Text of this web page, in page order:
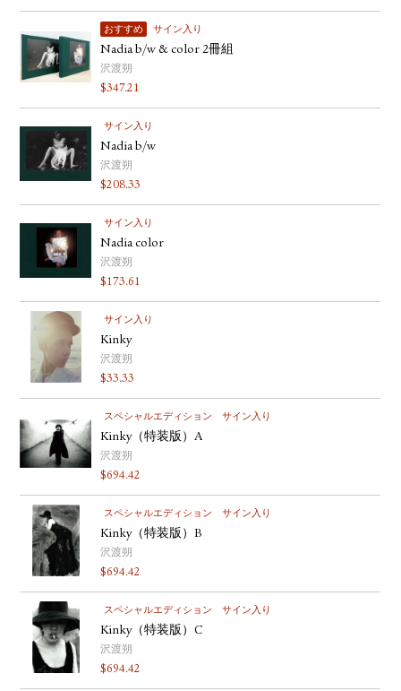
おすすめ サイン入り
Nadia b/w & color 2冊組
沢渡朔
$347.21
サイン入り
Nadia b/w
沢渡朔
$208.33
サイン入り
Nadia color
沢渡朔
$173.61
サイン入り
Kinky
沢渡朔
$33.33
スペシャルエディション サイン入り
Kinky（特装版）A
沢渡朔
$694.42
スペシャルエディション サイン入り
Kinky（特装版）B
沢渡朔
$694.42
スペシャルエディション サイン入り
Kinky（特装版）C
沢渡朔
$694.42